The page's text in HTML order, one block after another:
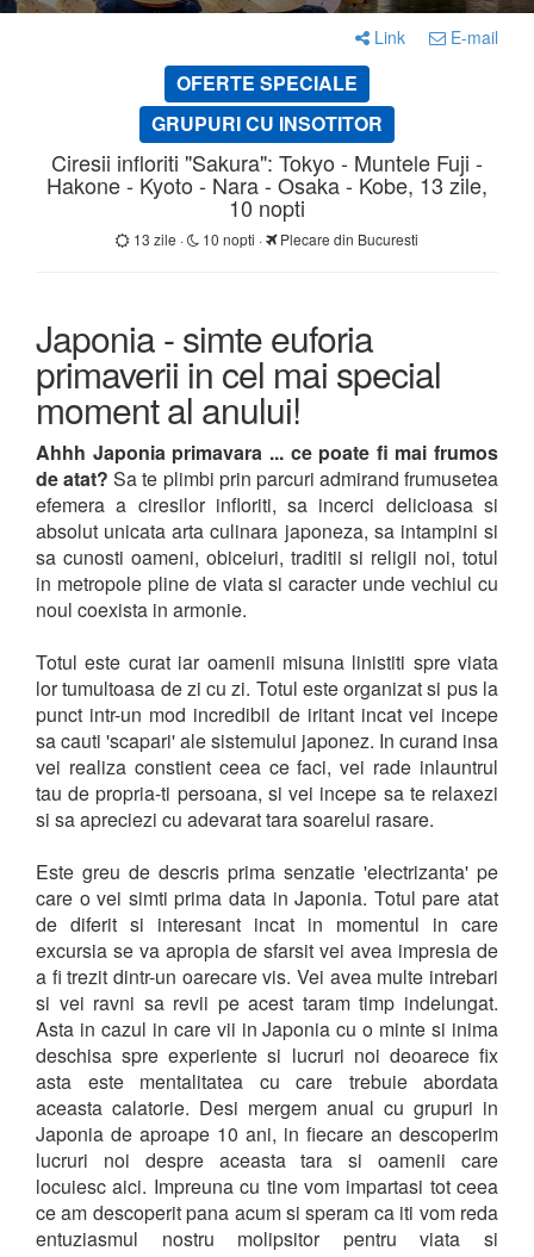
Link E-mail
OFERTE SPECIALE
GRUPURI CU INSOTITOR
Ciresii infloriti "Sakura": Tokyo - Muntele Fuji -
Hakone - Kyoto - Nara - Osaka - Kobe, 13 zile,
10 nopti
13 zile · 10 nopti · Plecare din Bucuresti
Japonia - simte euforia
primaverii in cel mai special
moment al anului!
Ahhh Japonia primavara ... ce poate fi mai frumos
de atat?Sa te plimbi prin parcuri admirand frumusetea
efemera a ciresilor infloriti, sa incerci delicioasa si
absolut unicata arta culinara japoneza, sa intampini si
sa cunosti oameni, obiceiuri, traditii si religii noi, totul
in metropole pline de viata si caracter unde vechiul cu
noul coexista in armonie.
Totul este curat iar oamenii misuna linistiti spre viata
lor tumultoasa de zi cu zi. Totul este organizat si pus la
punct intr-un mod incredibil de iritant incat vei incepe
sa cauti 'scapari' ale sistemului japonez. In curand insa
vei realiza constient ceea ce faci, vei rade inlauntrul
tau de propria-ti persoana, si vei incepe sa te relaxezi
si sa apreciezi cu adevarat tara soarelui rasare.
Este greu de descris prima senzatie 'electrizanta' pe
care o vei simti prima data in Japonia. Totul pare atat
de diferit si interesant incat in momentul in care
excursia se va apropia de sfarsit vei avea impresia de
a fi trezit dintr-un oarecare vis. Vei avea multe intrebari
si vei ravni sa revii pe acest taram timp indelungat.
Asta in cazul in care vii in Japonia cu o minte si inima
deschisa spre experiente si lucruri noi deoarece fix
asta este mentalitatea cu care trebuie abordata
aceasta calatorie. Desi mergem anual cu grupuri in
Japonia de aproape 10 ani, in fiecare an descoperim
lucruri noi despre aceasta tara si oamenii care
locuiesc aici. Impreuna cu tine vom impartasi tot ceea
ce am descoperit pana acum si speram ca iti vom reda
entuziasmul nostru molipsitor pentru viata si